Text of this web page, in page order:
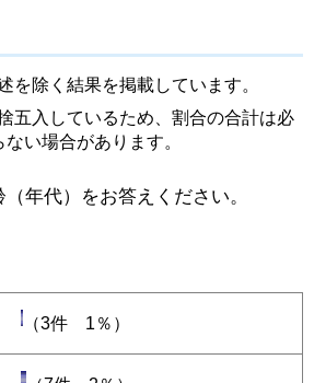
を除く結果を掲載しています。
五入しているため、割合の合計は必
い場合があります。
年代）をお答えください。
（3件 1％）